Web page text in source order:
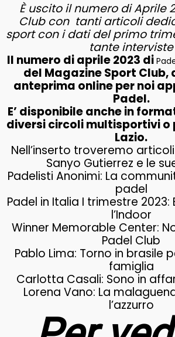
È uscito il numero di Aprile
Club con tanti articoli
sport con i dati del primo
tante interviste
Il numero di aprile 2023 di
del Magazine Sport Club,
anteprima online per noi
Padel.
E’ disponibile anche in
diversi circoli multisportivi o
Lazio.
Nell’inserto troveremo
Sanyo Gutierrez e le
Padelisti Anonimi: La
padel
Padel in Italia I trimestre 2023:
l’Indoor
Winner Memorable Center:
Padel Club
Pablo Lima: Torno in brasile
famiglia
Carlotta Casali: Sono in
Lorena Vano: La
l’azzurro